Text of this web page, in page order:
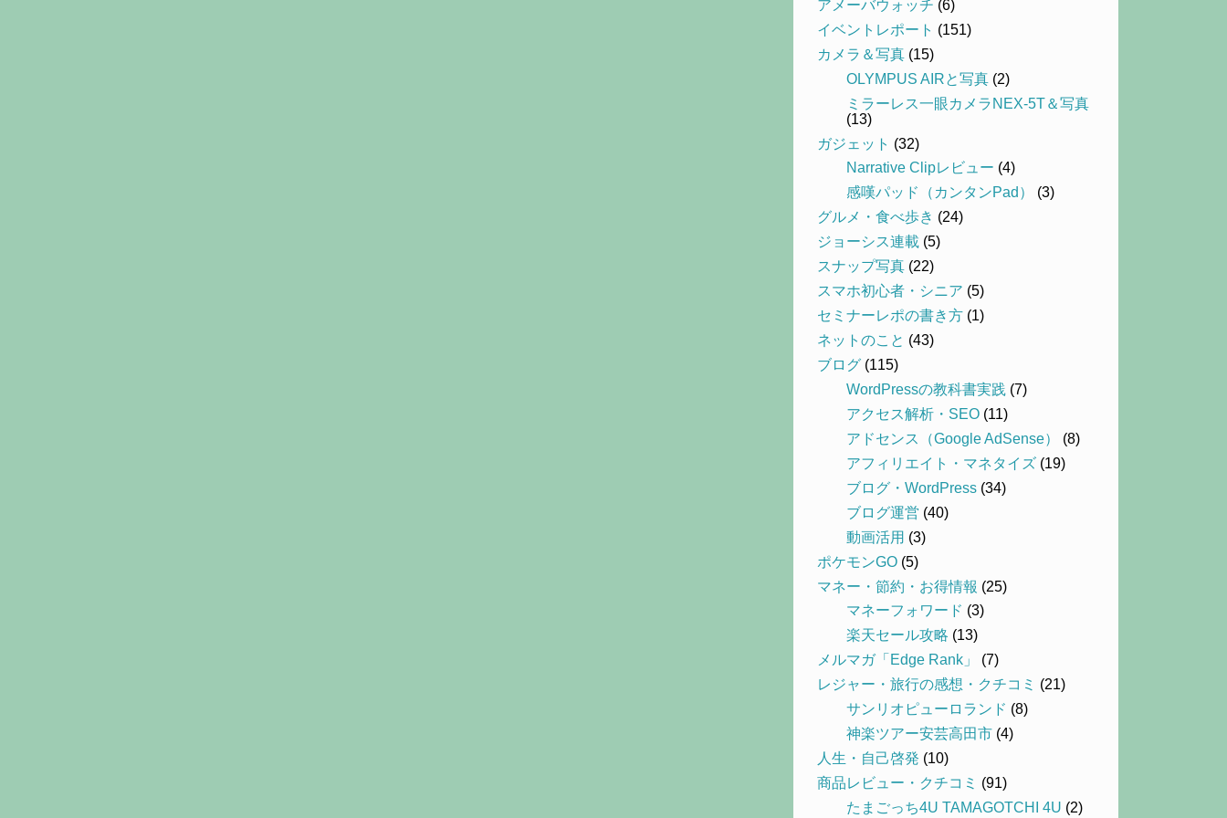
アメーバウォッチ (6)
イベントレポート (151)
カメラ＆写真 (15)
OLYMPUS AIRと写真 (2)
ミラーレス一眼カメラNEX-5T＆写真
(13)
ガジェット (32)
Narrative Clipレビュー (4)
感嘆パッド（カンタンPad）
(3)
グルメ・食べ歩き (24)
ジョーシス連載 (5)
スナップ写真 (22)
スマホ初心者・シニア (5)
セミナーレポの書き方 (1)
ネットのこと (43)
ブログ (115)
WordPressの教科書実践 (7)
アクセス解析・SEO (11)
アドセンス（Google AdSense）
(8)
アフィリエイト・マネタイズ (19)
ブログ・WordPress (34)
ブログ運営 (40)
動画活用 (3)
ポケモンGO (5)
マネー・節約・お得情報 (25)
マネーフォワード (3)
楽天セール攻略 (13)
メルマガ「Edge Rank」
(7)
レジャー・旅行の感想・クチコミ (21)
サンリオピューロランド (8)
神楽ツアー安芸高田市 (4)
人生・自己啓発 (10)
商品レビュー・クチコミ (91)
たまごっち4U TAMAGOTCHI 4U (2)